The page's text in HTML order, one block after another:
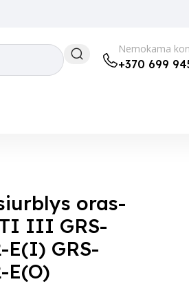
Nemokama
+370 699
oras-
III GRS-
E(I) GRS-
E(O)